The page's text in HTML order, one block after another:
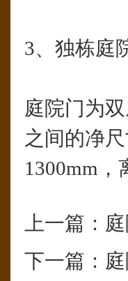
3、独栋庭
庭院门为
之间的净
1300mm
上一篇：
下一篇：